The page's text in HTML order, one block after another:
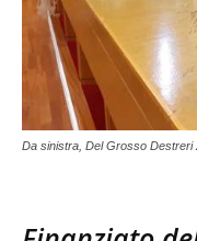
Da sinistra, Del Grosso Destreri